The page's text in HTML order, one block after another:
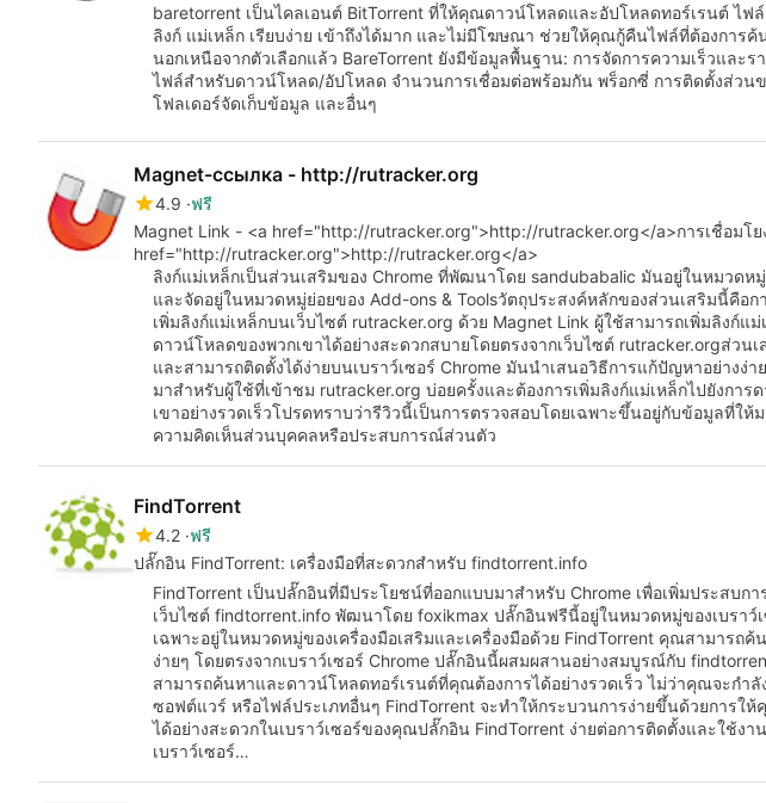
baretorrent เป็นไคลเอนต์ BitTorrent ที่ให้คุณดาวน์โหลดและอัปโหลดทอร์เรนต์ ไฟ
ลิงก์ แม่เหล็ก เรียบง่าย เข้าถึงได้มาก และไม่มีโฆษณา ช่วยให้คุณกู้คืนไฟล์ที่ต้องการค้
นอกเหนือจากตัวเลือกแล้ว BareTorrent ยังมีข้อมูลพื้นฐาน: การจัดการความเร็วและร
ไฟล์สำหรับดาวน์โหลด/อัปโหลด จำนวนการเชื่อมต่อพร้อมกัน พร็อกซี่ การติดตั้งส่วนข
โฟลเดอร์จัดเก็บข้อมูล และอื่นๆ
Magnet-ссылка - http://rutracker.org
4.9 ฟรี
Magnet Link - <a href="http://rutracker.org">http://rutracker.org</a>การเชื่อมโย
href="http://rutracker.org">http://rutracker.org</a>
ลิงก์แม่เหล็กเป็นส่วนเสริมของ Chrome ที่พัฒนาโดย sandubabalic มันอยู่ในหมวดหมู่
และจัดอยู่ในหมวดหมู่ย่อยของ Add-ons & Toolsวัตถุประสงค์หลักของส่วนเสริมนี้คือก
เพิ่มลิงก์แม่เหล็กบนเว็บไซต์ rutracker.org ด้วย Magnet Link ผู้ใช้สามารถเพิ่มลิงก์แม่
ดาวน์โหลดของพวกเขาได้อย่างสะดวกสบายโดยตรงจากเว็บไซต์ rutracker.orgส่วน
และสามารถติดตั้งได้ง่ายบนเบราว์เซอร์ Chrome มันนำเสนอวิธีการแก้ปัญหาอย่างง่า
มาสำหรับผู้ใช้ที่เข้าชม rutracker.org บ่อยครั้งและต้องการเพิ่มลิงก์แม่เหล็กไปยังการ
เขาอย่างรวดเร็วโปรดทราบว่ารีวิวนี้เป็นการตรวจสอบโดยเฉพาะขึ้นอยู่กับข้อมูลที่ให้
ความคิดเห็นส่วนบุคคลหรือประสบการณ์ส่วนตัว
FindTorrent
4.2 ฟรี
ปลั๊กอิน FindTorrent: เครื่องมือที่สะดวกสำหรับ findtorrent.info
FindTorrent เป็นปลั๊กอินที่มีประโยชน์ที่ออกแบบมาสำหรับ Chrome เพื่อเพิ่มประสบก
เว็บไซต์ findtorrent.info พัฒนาโดย foxikmax ปลั๊กอินฟรีนี้อยู่ในหมวดหมู่ของเบราว์
เฉพาะอยู่ในหมวดหมู่ของเครื่องมือเสริมและเครื่องมือด้วย FindTorrent คุณสามารถค้
ง่ายๆ โดยตรงจากเบราว์เซอร์ Chrome ปลั๊กอินนี้ผสมผสานอย่างสมบูรณ์กับ
สามารถค้นหาและดาวน์โหลดทอร์เรนต์ที่คุณต้องการได้อย่างรวดเร็ว ไม่ว่าคุณจะกำ
ซอฟต์แวร์ หรือไฟล์ประเภทอื่นๆ FindTorrent จะทำให้กระบวนการง่ายขึ้นด้วยการใ
ได้อย่างสะดวกในเบราว์เซอร์ของคุณปลั๊กอิน FindTorrent ง่ายต่อการติดตั้งและใช้งาน
เบราว์เซอร์…